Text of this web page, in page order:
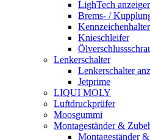
LighTech
Brems- /
Kennzeichenhalter
Knieschleifer
Lenkerschalter
Lenkerschalter
Jetprime
LIQUI MOLY
Luftdruckprüfer
Moosgummi
Montageständer &
Montageständer